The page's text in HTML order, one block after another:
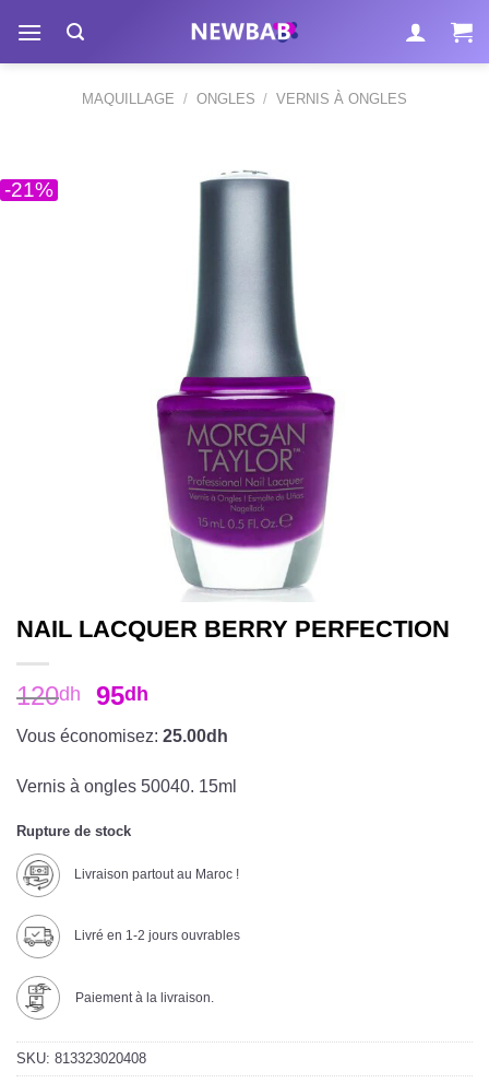
contenu
MAQUILLAGE / ONGLES / VERNIS À ONGLES
-21%
NAIL LACQUER BERRY PERFECTION
120dh 95dh
Vous économisez: 25.00dh
Vernis à ongles 50040. 15ml
Rupture de stock
Livraison partout au Maroc !
Livré en 1-2 jours ouvrables
Paiement à la livraison.
SKU: 813323020408